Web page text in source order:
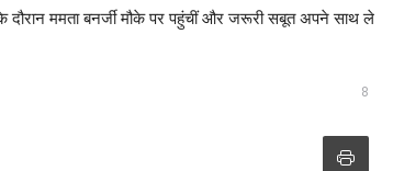
ममता बनर्जी मौके पर पहुंचीं और जरूरी सबूत अपने साथ ले
8